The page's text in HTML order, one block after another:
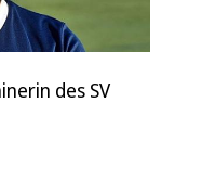
des SV